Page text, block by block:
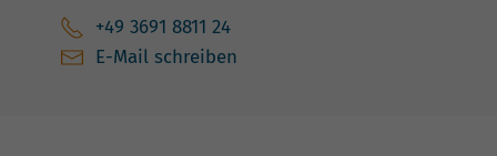
+49 3691 8811 24
E-Mail schreiben